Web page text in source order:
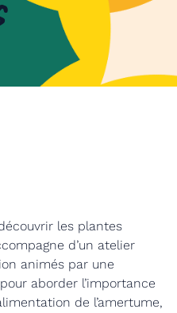
les plantes
d’un atelier
animés par une
aborder l’importance
de l’amertume,